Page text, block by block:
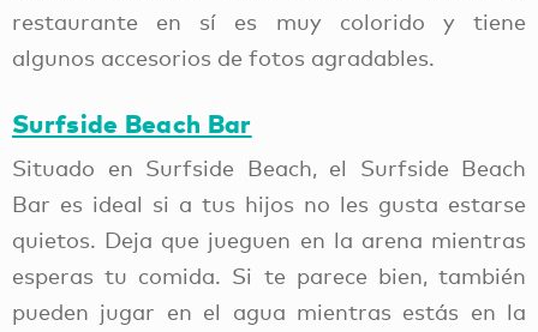
restaurante en sí es muy colorido y tiene
algunos accesorios de fotos agradables.
Surfside Beach Bar
Situado en Surfside Beach, el Surfside Beach
Bar es ideal si a tus hijos no les gusta estarse
quietos. Deja que jueguen en la arena mientras
esperas tu comida. Si te parece bien, también
pueden jugar en el agua mientras estás en la